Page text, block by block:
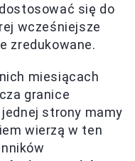
się do
wcześniejsze
zredukowane.
miesiącach
granice
strony mamy
wierzą w ten